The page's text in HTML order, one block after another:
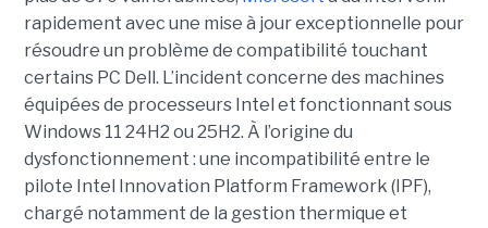
rapidement avec une mise à jour exceptionnelle pour
résoudre un problème de compatibilité touchant
certains PC Dell. L’incident concerne des machines
équipées de processeurs Intel et fonctionnant sous
Windows 11 24H2 ou 25H2. À l’origine du
dysfonctionnement : une incompatibilité entre le
pilote Intel Innovation Platform Framework (IPF),
chargé notamment de la gestion thermique et